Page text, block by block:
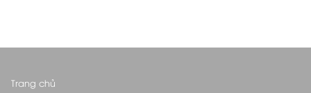
Trang chủ